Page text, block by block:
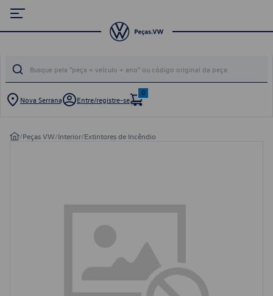
Nova Serrana Entre/registre-se
0
/Peças VW/Interior/Extintores de Incêndio